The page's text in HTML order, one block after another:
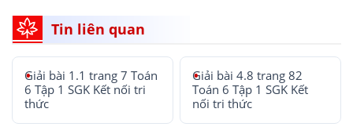
Tin liên quan
Giải bài 1.1 trang 7 Toán
6 Tập 1 SGK Kết nối tri
thức
Giải bài 4.8 trang 82
Toán 6 Tập 1 SGK Kết
nối tri thức